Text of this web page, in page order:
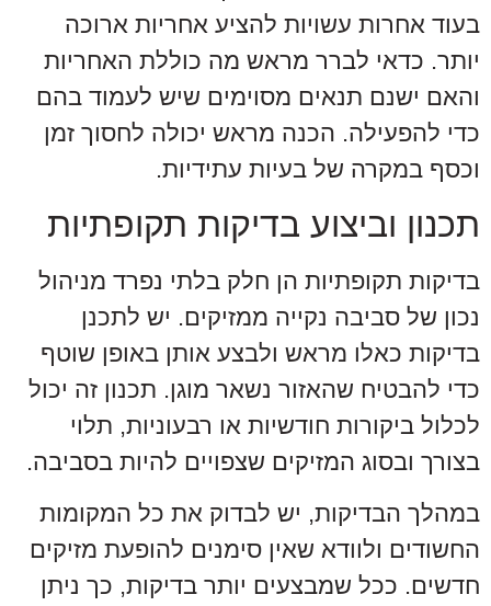
בעוד אחרות עשויות להציע אחריות ארוכה
יותר. כדאי לברר מראש מה כוללת האחריות
והאם ישנם תנאים מסוימים שיש לעמוד בהם
כדי להפעילה. הכנה מראש יכולה לחסוך זמן
וכסף במקרה של בעיות עתידיות.
תכנון וביצוע בדיקות תקופתיות
בדיקות תקופתיות הן חלק בלתי נפרד מניהול
נכון של סביבה נקייה ממזיקים. יש לתכנן
בדיקות כאלו מראש ולבצע אותן באופן שוטף
כדי להבטיח שהאזור נשאר מוגן. תכנון זה יכול
לכלול ביקורות חודשיות או רבעוניות, תלוי
בצורך ובסוג המזיקים שצפויים להיות בסביבה.
במהלך הבדיקות, יש לבדוק את כל המקומות
החשודים ולוודא שאין סימנים להופעת מזיקים
חדשים. ככל שמבצעים יותר בדיקות, כך ניתן